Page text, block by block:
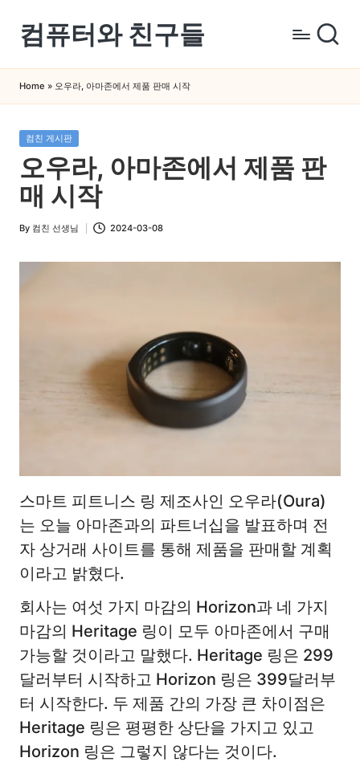
Skip
content
컴퓨터와 친구들
퓨
터
스
마
트
폰
을
Home » 오우라, 아마존에서 제품 판매 시작
Posted
in
컴친 게시판
오우라, 아마존에서 제품 판
매 시작
Posted
By 컴친 선생님 2024-03-08
스마트 피트니스 링 제조사인 오우라(Oura)
는 오늘 아마존과의 파트너십을 발표하며 전
자 상거래 사이트를 통해 제품을 판매할 계획
이라고 밝혔다.
회사는 여섯 가지 마감의 Horizon과 네 가지
마감의 Heritage 링이 모두 아마존에서 구매
가능할 것이라고 말했다. Heritage 링은 299
달러부터 시작하고 Horizon 링은 399달러부
터 시작한다. 두 제품 간의 가장 큰 차이점은
Heritage 링은 평평한 상단을 가지고 있고
Horizon 링은 그렇지 않다는 것이다.